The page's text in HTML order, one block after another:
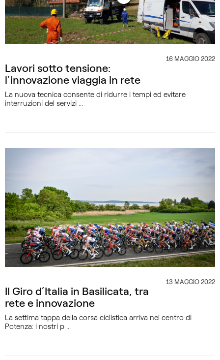
16 MAGGIO 2022
Lavori sotto tensione:
l’innovazione viaggia in rete
La nuova tecnica consente di ridurre i tempi ed evitare
interruzioni del servizi ...
13 MAGGIO 2022
Il Giro d’Italia in Basilicata, tra
rete e innovazione
La settima tappa della corsa ciclistica arriva nel centro di
Potenza: i nostri p ...